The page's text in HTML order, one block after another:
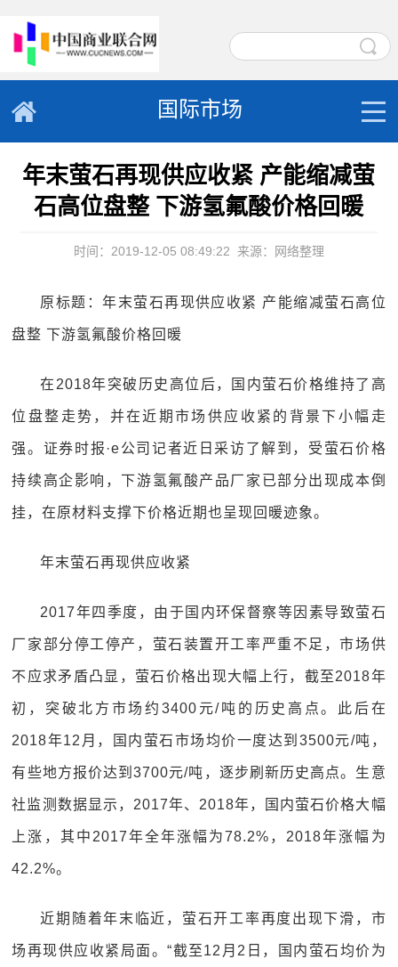
国际市场
年末萤石再现供应收紧 产能缩减萤
石高位盘整 下游氢氟酸价格回暖
时间：2019-12-05 08:49:22 来源：网络整理
原标题：年末萤石再现供应收紧 产能缩减萤石高位
盘整 下游氢氟酸价格回暖
在2018年突破历史高位后，国内萤石价格维持了高
位盘整走势，并在近期市场供应收紧的背景下小幅走
强。证券时报·e公司记者近日采访了解到，受萤石价格
持续高企影响，下游氢氟酸产品厂家已部分出现成本倒
挂，在原材料支撑下价格近期也呈现回暖迹象。
年末萤石再现供应收紧
2017年四季度，由于国内环保督察等因素导致萤石
厂家部分停工停产，萤石装置开工率严重不足，市场供
不应求矛盾凸显，萤石价格出现大幅上行，截至2018年
初，突破北方市场约3400元/吨的历史高点。此后在
2018年12月，国内萤石市场均价一度达到3500元/吨，
有些地方报价达到3700元/吨，逐步刷新历史高点。生意
社监测数据显示，2017年、2018年，国内萤石价格大幅
上涨，其中2017年全年涨幅为78.2%，2018年涨幅为
42.2%。
近期随着年末临近，萤石开工率再度出现下滑，市
场再现供应收紧局面。“截至12月2日，国内萤石均价为